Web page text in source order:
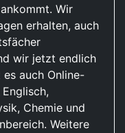
Wir
erhalten, auch
wir jetzt endlich
auch Online-
Chemie und
Weitere